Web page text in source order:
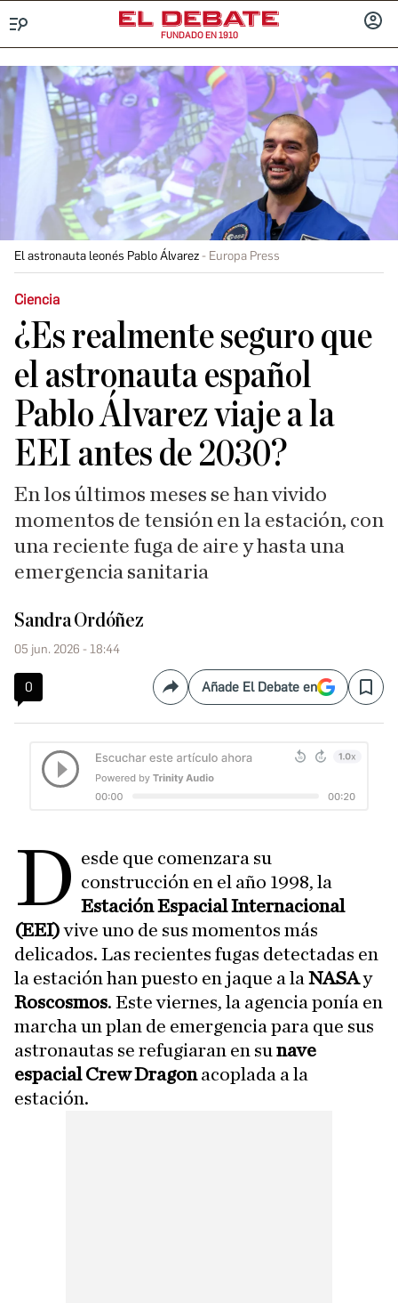
FUNDADO EN 1910
El astronauta leonés Pablo Álvarez Europa Press
Ciencia
¿Es realmente seguro que
el astronauta español
Pablo Álvarez viaje a la
EEI antes de 2030?
En los últimos meses se han vivido
momentos de tensión en la estación, con
una reciente fuga de aire y hasta una
emergencia sanitaria
Sandra Ordóñez
05 jun. 2026 - 18:44
0 CompartirAñade El Debate en Save
D esde que comenzara su
construcción en el año 1998, la
Estación Espacial Internacional
(EEI)vive uno de sus momentos más
delicados. Las recientes fugas detectadas en
la estación han puesto en jaque a la NASAy
Roscosmos. Este viernes, la agencia ponía en
marcha un plan de emergencia para que sus
astronautas se refugiaran en su nave
espacial Crew Dragonacoplada a la
estación.